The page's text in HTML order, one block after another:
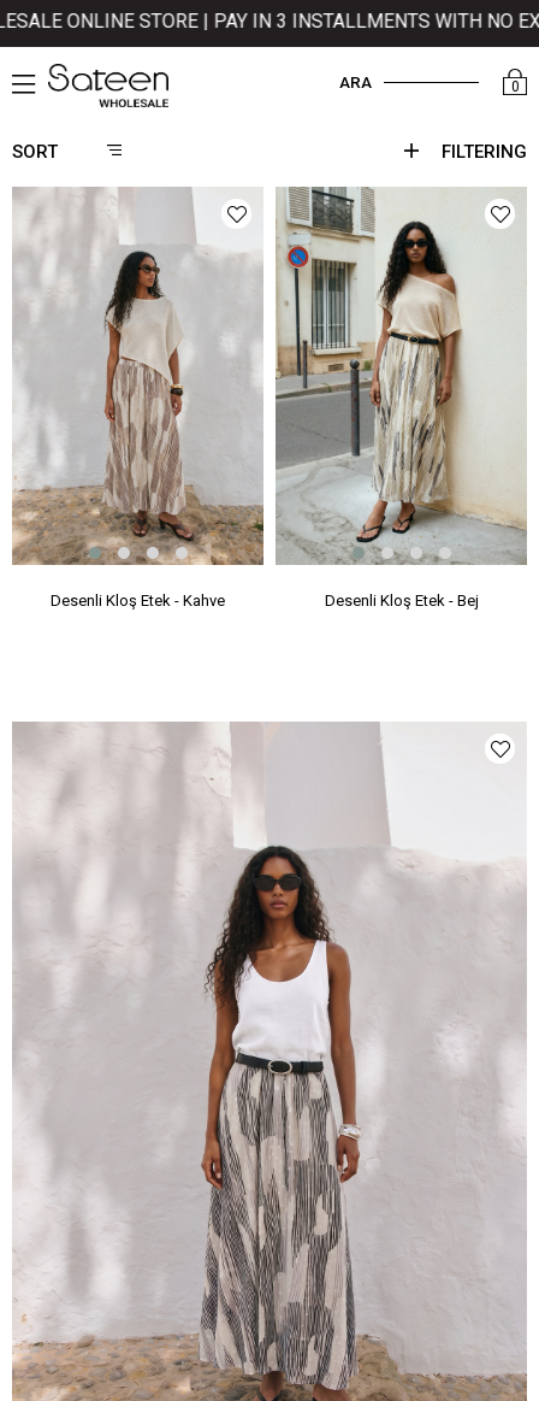
PAY IN 3 INSTALLMENTS WITH NO EXTRA COST!
0
ARA
FILTERING
SORT
Desenli Kloş Etek - Kahve Desenli Kloş Etek - Bej